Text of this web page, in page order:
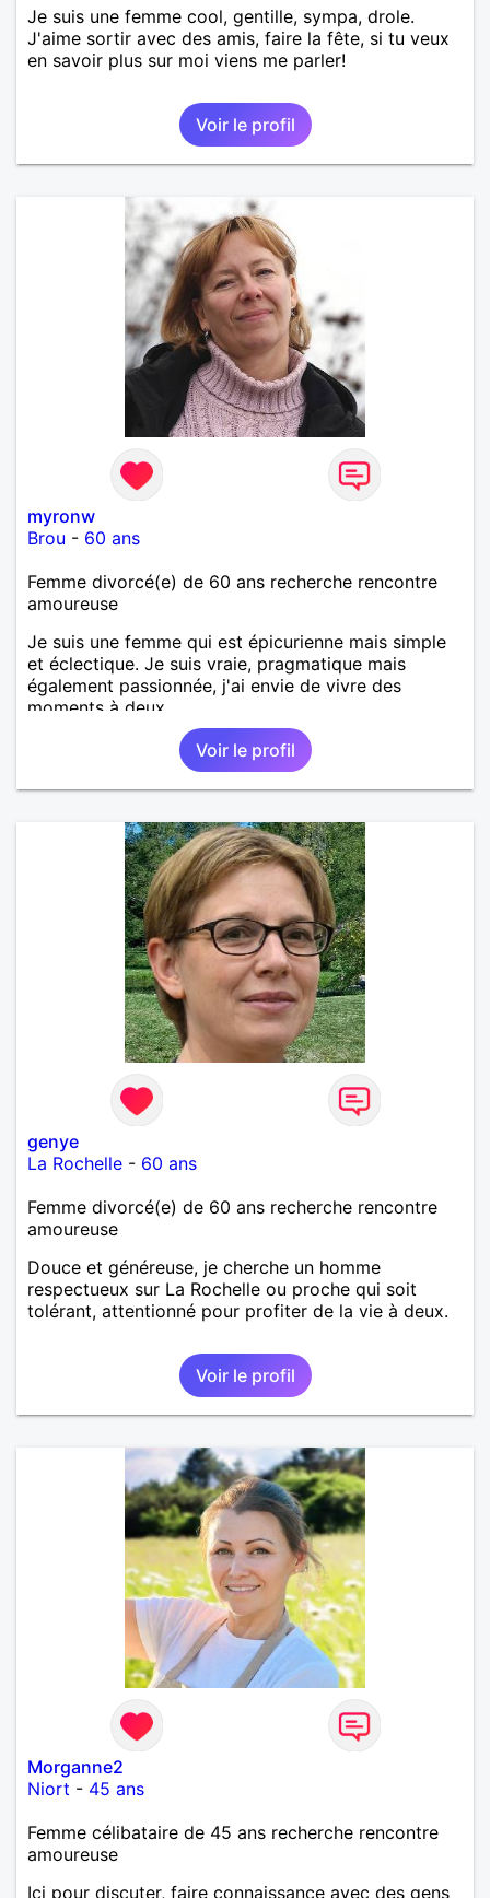
Je suis une femme cool, gentille, sympa, drole.
J'aime sortir avec des amis, faire la fête, si tu veux
en savoir plus sur moi viens me parler!
Voir le profil
myronw
Brou - 60 ans
Femme divorcé(e) de 60 ans recherche rencontre
amoureuse
Je suis une femme qui est épicurienne mais simple
et éclectique. Je suis vraie, pragmatique mais
également passionnée, j'ai envie de vivre des
moments à deux.
Voir le profil
genye
La Rochelle - 60 ans
Femme divorcé(e) de 60 ans recherche rencontre
amoureuse
Douce et généreuse, je cherche un homme
respectueux sur La Rochelle ou proche qui soit
tolérant, attentionné pour profiter de la vie à deux.
Voir le profil
Morganne2
Niort - 45 ans
Femme célibataire de 45 ans recherche rencontre
amoureuse
Ici pour discuter, faire connaissance avec des gens